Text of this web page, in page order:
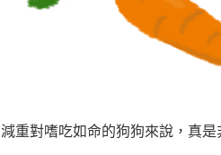
減重對嗜吃如命的狗狗來說，真是